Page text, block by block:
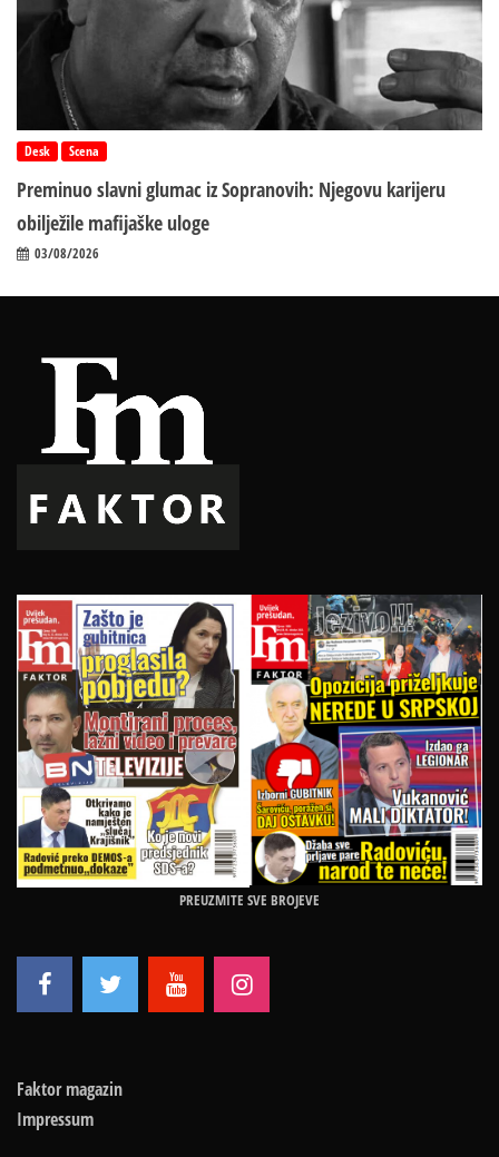
Desk Scena
Preminuo slavni glumac iz Sopranovih: Njegovu karijeru
obilježile mafijaške uloge
03/08/2026
PREUZMITE SVE BROJEVE
Faktor magazin
Impressum